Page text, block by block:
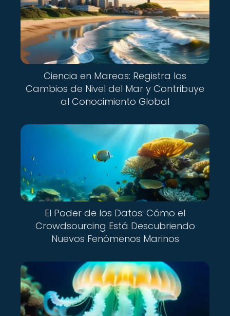
Ciencia en Mareas: Registra los
Cambios de Nivel del Mar y Contribuye
al Conocimiento Global
El Poder de los Datos: Cómo el
Crowdsourcing Está Descubriendo
Nuevos Fenómenos Marinos